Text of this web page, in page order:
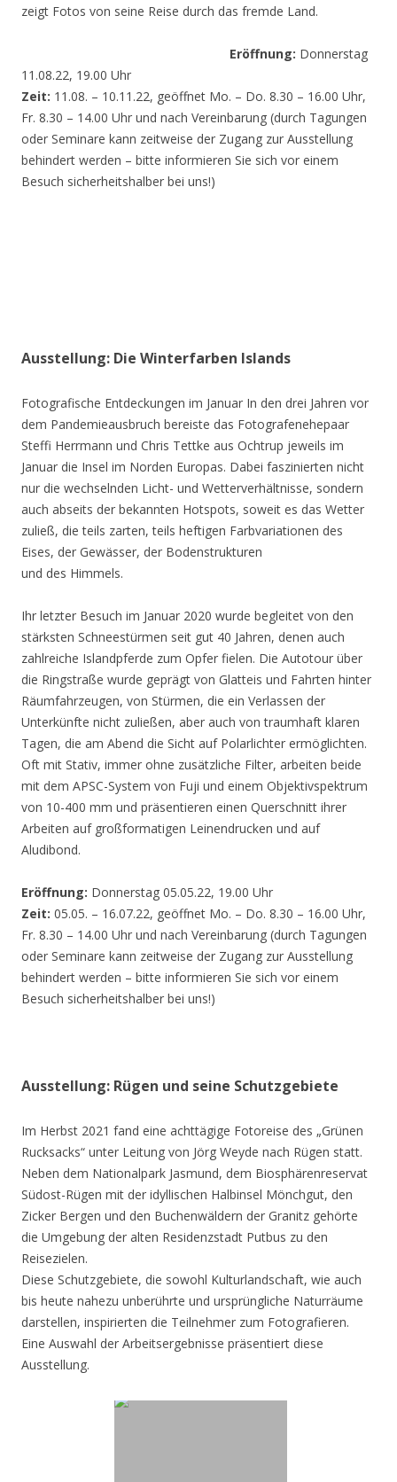
zeigt Fotos von seine Reise durch das fremde Land.
Eröffnung: Donnerstag
11.08.22, 19.00 Uhr
Zeit: 11.08. – 10.11.22, geöffnet Mo. – Do. 8.30 – 16.00 Uhr,
Fr. 8.30 – 14.00 Uhr und nach Vereinbarung (durch Tagungen
oder Seminare kann zeitweise der Zugang zur Ausstellung
behindert werden – bitte informieren Sie sich vor einem
Besuch sicherheitshalber bei uns!)
Ausstellung: Die Winterfarben Islands
Fotografische Entdeckungen im Januar In den drei Jahren vor
dem Pandemieausbruch bereiste das Fotografenehepaar
Steffi Herrmann und Chris Tettke aus Ochtrup jeweils im
Januar die Insel im Norden Europas. Dabei faszinierten nicht
nur die wechselnden Licht- und Wetterverhältnisse, sondern
auch abseits der bekannten Hotspots, soweit es das Wetter
zuließ, die teils zarten, teils heftigen Farbvariationen des
Eises, der Gewässer, der Bodenstrukturen
und des Himmels.
Ihr letzter Besuch im Januar 2020 wurde begleitet von den
stärksten Schneestürmen seit gut 40 Jahren, denen auch
zahlreiche Islandpferde zum Opfer fielen. Die Autotour über
die Ringstraße wurde geprägt von Glatteis und Fahrten hinter
Räumfahrzeugen, von Stürmen, die ein Verlassen der
Unterkünfte nicht zuließen, aber auch von traumhaft klaren
Tagen, die am Abend die Sicht auf Polarlichter ermöglichten.
Oft mit Stativ, immer ohne zusätzliche Filter, arbeiten beide
mit dem APSC-System von Fuji und einem Objektivspektrum
von 10-400 mm und präsentieren einen Querschnitt ihrer
Arbeiten auf großformatigen Leinendrucken und auf
Aludibond.
Eröffnung: Donnerstag 05.05.22, 19.00 Uhr
Zeit: 05.05. – 16.07.22, geöffnet Mo. – Do. 8.30 – 16.00 Uhr,
Fr. 8.30 – 14.00 Uhr und nach Vereinbarung (durch Tagungen
oder Seminare kann zeitweise der Zugang zur Ausstellung
behindert werden – bitte informieren Sie sich vor einem
Besuch sicherheitshalber bei uns!)
Ausstellung: Rügen und seine Schutzgebiete
Im Herbst 2021 fand eine achttägige Fotoreise des „Grünen
Rucksacks“ unter Leitung von Jörg Weyde nach Rügen statt.
Neben dem Nationalpark Jasmund, dem Biosphärenreservat
Südost-Rügen mit der idyllischen Halbinsel Mönchgut, den
Zicker Bergen und den Buchenwäldern der Granitz gehörte
die Umgebung der alten Residenzstadt Putbus zu den
Reisezielen.
Diese Schutzgebiete, die sowohl Kulturlandschaft, wie auch
bis heute nahezu unberührte und ursprüngliche Naturräume
darstellen, inspirierten die Teilnehmer zum Fotografieren.
Eine Auswahl der Arbeitsergebnisse präsentiert diese
Ausstellung.